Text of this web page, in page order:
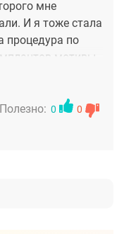
мне
И я тоже стала
процедура по
мотивы
их на
нравится, это
Полезно: 0 0